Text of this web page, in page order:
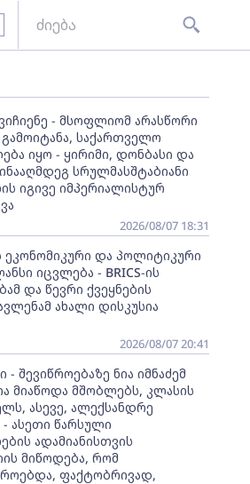
- მსოფლიომ არასწორი
საქართველო
იყო - ყირიმი, დონბასი და
სრულმასშტაბიანი
იგივე იმპერიალისტურ
2026/08/07 18:31
და პოლიტიკური
იცვლება - BRICS-ის
და წევრი ქვეყნების
ახალი დისკუსია
2026/08/07 20:41
შევიწროებაზე ნია იმნაძემ
მიაწოდა მშობლებს, კლასის
ასევე, ალექსანდრე
- ასეთი წარსული
ადამიანისთვის
მიწოდება, რომ
ფაქტობრივად,